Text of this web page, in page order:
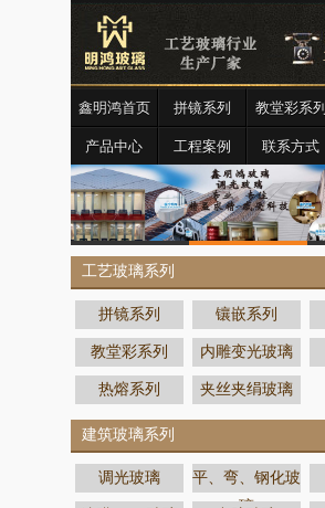
鑫明鸿首页 拼镜系列 教堂彩系列
产品中心 工程案例 联系方式
工艺玻璃系列
拼镜系列 镶嵌系列
教堂彩系列 内雕变光玻璃
热熔系列 夹丝夹绢玻璃
建筑玻璃系列
调光玻璃
平、弯、钢化玻